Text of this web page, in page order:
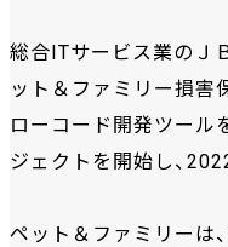
総合ITサービス業のＪ
ット＆ファミリー損害
ローコード開発ツール
ジェクトを開始し、
ペット＆ファミリーは